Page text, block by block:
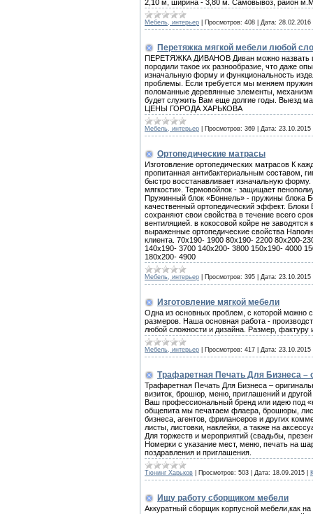
2,10 м, ширина - 3,80 м. Самовывоз, район
Мебель, интерьер Просмотров: 408 Дата: 28.02.2016
Перетяжка мягкой мебели любой
ПЕРЕТЯЖКА ДИВАНОВ Диван можно назвать
породили такое их разнообразие, что даже
изначальную форму и функциональность
проблемы. Если требуется мы меняем
поломанные деревянные элементы,
будет служить Вам еще долгие годы.
ЦЕНЫ ГОРОДА ХАРЬКОВА
Мебель, интерьер Просмотров: 369 Дата: 23.10.2015
Ортопедические матрасы
Изготовление ортопедических матрасов К
пропитанная антибактериальным составом,
быстро восстанавливает изначальную
мягкости». Термовойлок - защищает
Пружинный блок «Боннель» - пружины блока
качественный ортопедический эффект.
сохраняют свои свойства в течение всего
вентиляцией. в кокосовой койре не
выраженные ортопедические свойства
клиента. 70x190- 1900 80x190- 2200 80x200-
140x190- 3700 140x200- 3800 150x190- 4000
180x200- 4900
Мебель, интерьер Просмотров: 395 Дата: 23.10.2015
Изготовление мягкой мебели
Одна из основных проблем, с которой можно
размеров. Наша основная работа -
любой сложности и дизайна. Размер,
Мебель, интерьер Просмотров: 417 Дата: 23.10.2015
Трафаретная Печать Для Бизнеса –
Трафаретная Печать Для Бизнеса –
визиток, брошюр, меню, приглашений и
Ваш профессиональный бренд или идею под
общепита мы печатаем флаера, брошюры,
бизнеса, агентов, фрилансеров и других
листы, листовки, наклейки, а также на
Для торжеств и мероприятий (свадьбы,
Номерки с указание мест, меню, печать на
поздравления и приглашения.
Тюнинг Харьков Просмотров: 503 Дата: 18.09.2015
Ищу работу сборщиком мебели
Аккуратный сборщик корпусной мебели,как